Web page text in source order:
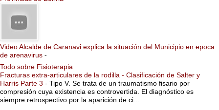
Video Alcalde de Caranavi explica la situación del Municipio en epoca
de arenavirus -
Todo sobre Fisioterapia
Fracturas extra-articulares de la rodilla - Clasificación de Salter y
Harris Parte 3 - Tipo V. Se trata de un traumatismo fisario por
compresión cuya existencia es controvertida. El diagnóstico es
siempre retrospectivo por la aparición de ci...